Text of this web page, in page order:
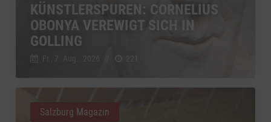
KÜNSTLERSPUREN: CORNELIUS
OBONYA VEREWIGT SICH IN
GOLLING
Salzburg Magazin